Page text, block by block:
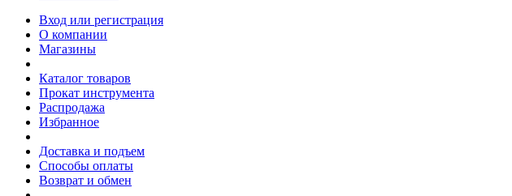
Вход или регистрация
О компании
Магазины
Каталог товаров
Прокат инструмента
Распродажа
Избранное
Доставка и подъем
Способы оплаты
Возврат и обмен